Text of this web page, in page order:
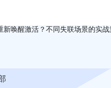
新唤醒激活？不同失联场景的实战